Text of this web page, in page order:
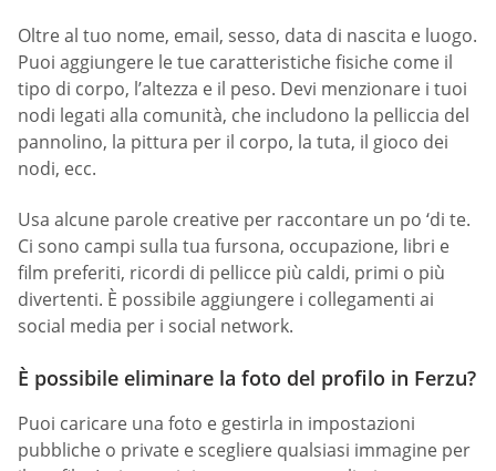
Oltre al tuo nome, email, sesso, data di nascita e luogo.
Puoi aggiungere le tue caratteristiche fisiche come il
tipo di corpo, l’altezza e il peso. Devi menzionare i tuoi
nodi legati alla comunità, che includono la pelliccia del
pannolino, la pittura per il corpo, la tuta, il gioco dei
nodi, ecc.
Usa alcune parole creative per raccontare un po ‘di te.
Ci sono campi sulla tua fursona, occupazione, libri e
film preferiti, ricordi di pellicce più caldi, primi o più
divertenti. È possibile aggiungere i collegamenti ai
social media per i social network.
È possibile eliminare la foto del profilo in Ferzu?
Puoi caricare una foto e gestirla in impostazioni
pubbliche o private e scegliere qualsiasi immagine per